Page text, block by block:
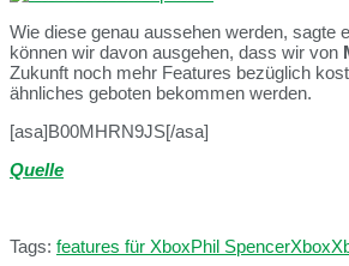
Wie diese genau aussehen werden, sagte
können wir davon ausgehen, dass wir von
Zukunft noch mehr Features bezüglich
ähnliches geboten bekommen werden.
[asa]B00MHRN9JS[/asa]
Quelle
Tags: features für XboxPhil SpencerXbox